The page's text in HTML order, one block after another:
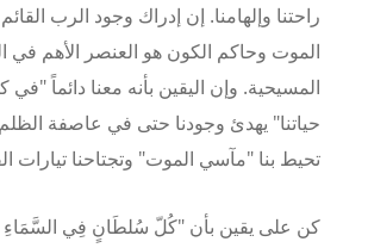
راحتنا وإلهامنا. إن إدراك وجود الرب
الموت وحاكم الكون هو العنصر الأهم في
المسيحية. وإن اليقين بأنه معنا دائماً
حياتنا" يهدئ وجودنا حتى في عاصفة
تحيط بنا "مآسي الموت" وتجتاحنا تيارات
كن على يقين بأن "كُلّ سُلطَانٍ فِي